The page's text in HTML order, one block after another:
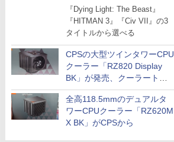
『Dying Light: The Beast』
『HITMAN 3』『Civ VII』の3
タイトルから選べる
CPSの大型ツインタワーCPU
クーラー「RZ820 Display
BK」が発売、クーラートッ
プに5インチ液晶搭載
全高118.5mmのデュアルタ
ワーCPUクーラー「RZ620M
X BK」がCPSから